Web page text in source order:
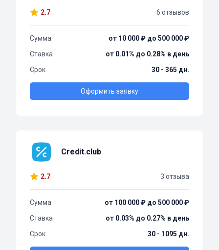
2.7 6 отзывов
Сумма
от 10 000 ₽ до 500 000 ₽
Ставка
от 0.01% до 0.28% в день
Срок
30 - 365 дн.
Оформить заявку
Credit.club
2.7 3 отзыва
Сумма
от 100 000 ₽ до 500 000 ₽
Ставка
от 0.03% до 0.27% в день
Срок
30 - 1095 дн.